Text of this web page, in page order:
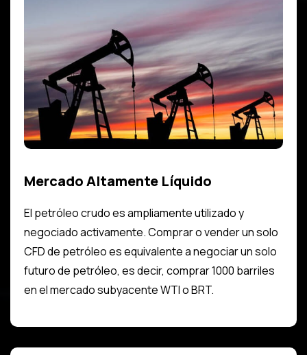
Mercado Altamente Líquido
El petróleo crudo es ampliamente utilizado y
negociado activamente. Comprar o vender un solo
CFD de petróleo es equivalente a negociar un solo
futuro de petróleo, es decir, comprar 1000 barriles
en el mercado subyacente WTI o BRT.